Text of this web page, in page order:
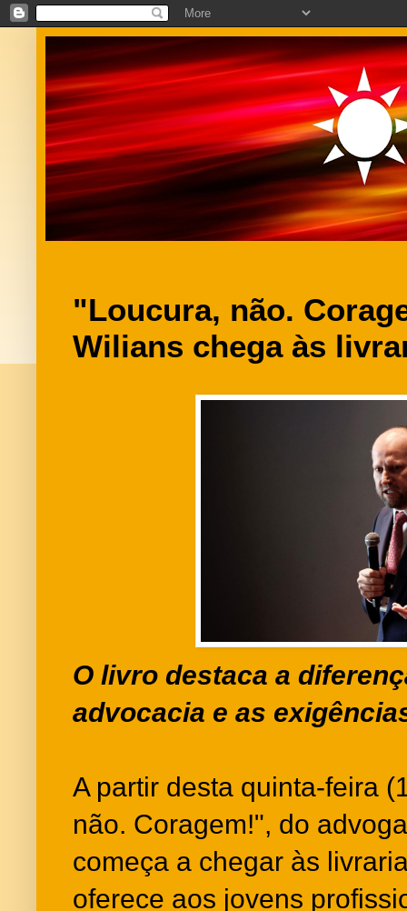
"Loucura, não.
Wilians chega às
O livro destaca a
advocacia e as
A partir desta quinta-feira
não. Coragem!", do
começa a chegar às
oferece aos jovens